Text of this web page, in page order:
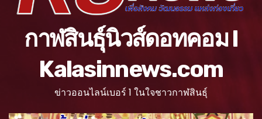
กาฬสินธุ์นิวส์ดอทคอม l
Kalasinnews.com
ข่าวออนไลน์เบอร์ 1 ในใจชาวกาฬสินธุ์